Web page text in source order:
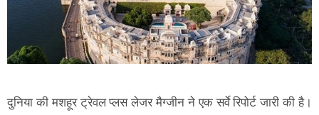
दुनिया की मशहूर ट्रेवल प्लस लेजर मैग्जीन ने एक सर्वे रिपोर्ट जारी की है।